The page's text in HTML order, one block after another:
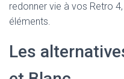
redonner vie à vos Retro
éléments.
Les